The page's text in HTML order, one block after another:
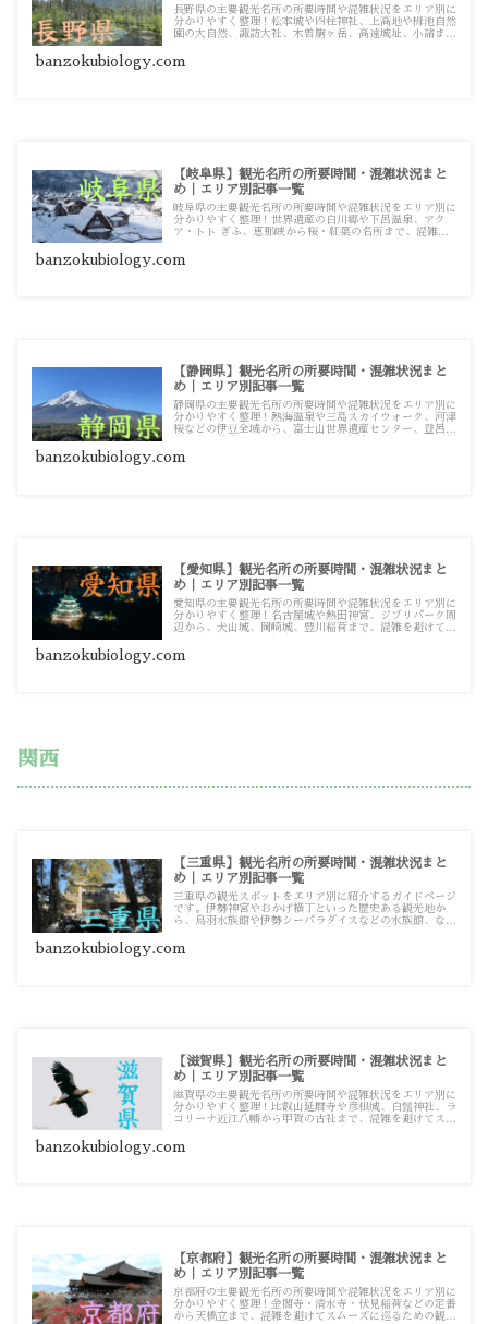
長野県の主要観光名所の所要時間や混雑状況をエリア別に
分かりやすく整理！松本城や四柱神社、上高地や栂池自然
園の大自然、諏訪大社、木曽駒ヶ岳、高遠城址、小諸ま
略ガイド記事一覧です。
banzokubiology.com
【岐阜県】観光名所の所要時間・混雑状況まと
め｜エリア別記事一覧
岐阜県の主要観光名所の所要時間や混雑状況をエリア別に
分かりやすく整理！世界遺産の白川郷や下呂温泉、アク
ア・トト ぎふ、恵那峡から桜・紅葉の名所まで、混雑を
事一覧です。
banzokubiology.com
【静岡県】観光名所の所要時間・混雑状況まと
め｜エリア別記事一覧
静岡県の主要観光名所の所要時間や混雑状況をエリア別に
分かりやすく整理！熱海温泉や三島スカイウォーク、河津
桜などの伊豆全域から、富士山世界遺産センター、登呂遺
羅した観光・お出かけ攻略ガイド記事一覧です。
banzokubiology.com
【愛知県】観光名所の所要時間・混雑状況まと
め｜エリア別記事一覧
愛知県の主要観光名所の所要時間や混雑状況をエリア別に
分かりやすく整理！名古屋城や熱田神宮、ジブリパーク周
辺から、犬山城、岡崎城、豊川稲荷まで、混雑を避けてス
す。
banzokubiology.com
関西
【三重県】観光名所の所要時間・混雑状況まと
め｜エリア別記事一覧
三重県の観光スポットをエリア別に紹介するガイドページ
です。伊勢神宮やおかげ横丁といった歴史ある観光地か
ら、鳥羽水族館や伊勢シーパラダイスなどの水族館、なば
旅の計画の参考にぜひお役立てください。
banzokubiology.com
【滋賀県】観光名所の所要時間・混雑状況まと
め｜エリア別記事一覧
滋賀県の主要観光名所の所要時間や混雑状況をエリア別に
分かりやすく整理！比叡山延暦寺や彦根城、白鬚神社、ラ
コリーナ近江八幡から甲賀の古社まで、混雑を避けてスム
す。
banzokubiology.com
【京都府】観光名所の所要時間・混雑状況まと
め｜エリア別記事一覧
京都府の主要観光名所の所要時間や混雑状況をエリア別に
分かりやすく整理！金閣寺・清水寺・伏見稲荷などの定番
から天橋立まで、混雑を避けてスムーズに巡るための観